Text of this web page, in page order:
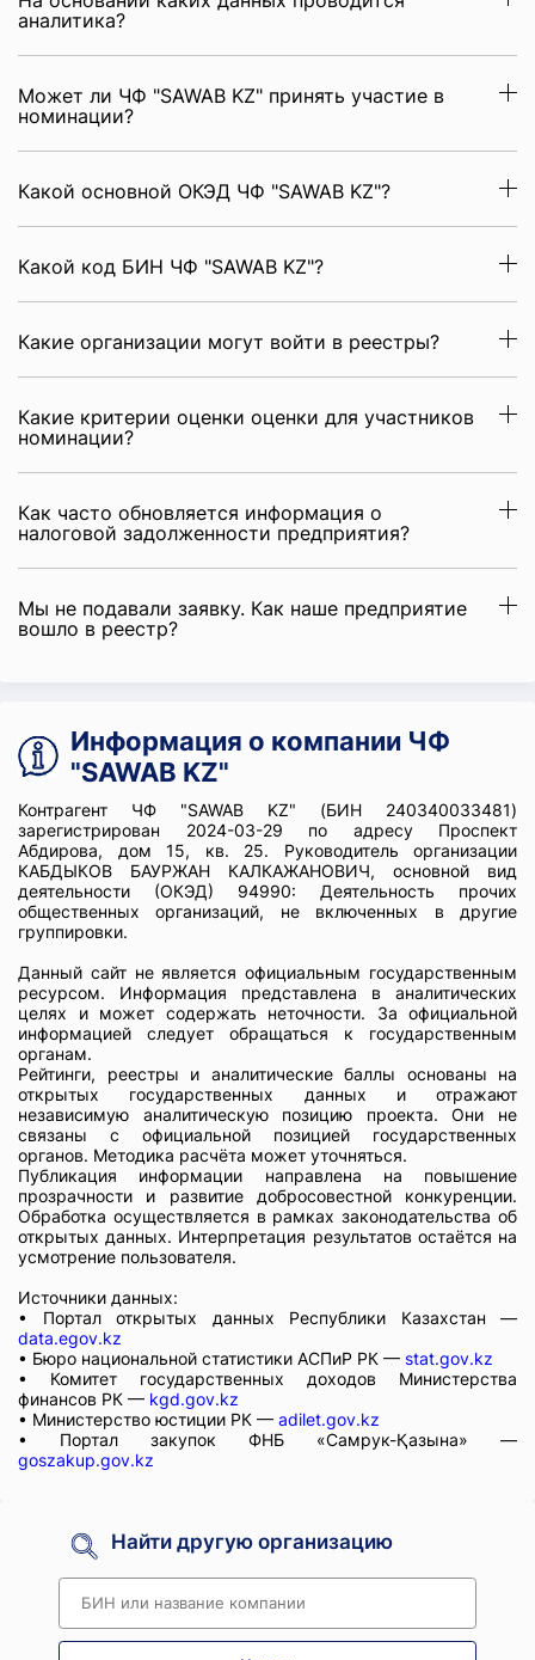
аналитика?
Может ли ЧФ "SAWAB KZ" принять участие в
номинации?
Какой основной ОКЭД ЧФ "SAWAB KZ"?
Какой код БИН ЧФ "SAWAB KZ"?
Какие организации могут войти в реестры?
Какие критерии оценки оценки для участников
номинации?
Как часто обновляется информация о
налоговой задолженности предприятия?
Мы не подавали заявку. Как наше предприятие
вошло в реестр?
Информация о компании ЧФ
"SAWAB KZ"
Контрагент ЧФ "SAWAB KZ" (БИН 240340033481)
зарегистрирован 2024-03-29 по адресу Проспект
Абдирова, дом 15, кв. 25. Руководитель организации
КАБДЫКОВ БАУРЖАН КАЛКАЖАНОВИЧ, основной вид
деятельности (ОКЭД) 94990: Деятельность прочих
общественных организаций, не включенных в другие
группировки.
Данный сайт не является официальным государственным
ресурсом. Информация представлена в аналитических
целях и может содержать неточности. За официальной
информацией следует обращаться к государственным
органам.
Рейтинги, реестры и аналитические баллы основаны на
открытых государственных данных и отражают
независимую аналитическую позицию проекта. Они не
связаны с официальной позицией государственных
органов. Методика расчёта может уточняться.
Публикация информации направлена на повышение
прозрачности и развитие добросовестной конкуренции.
Обработка осуществляется в рамках законодательства об
открытых данных. Интерпретация результатов остаётся на
усмотрение пользователя.
Источники данных:
• Портал открытых данных Республики Казахстан —
data.egov.kz
• Бюро национальной статистики АСПиР РК — stat.gov.kz
• Комитет государственных доходов Министерства
финансов РК — kgd.gov.kz
• Министерство юстиции РК — adilet.gov.kz
• Портал закупок ФНБ «Самрук-Қазына» —
goszakup.gov.kz
Найти другую организацию